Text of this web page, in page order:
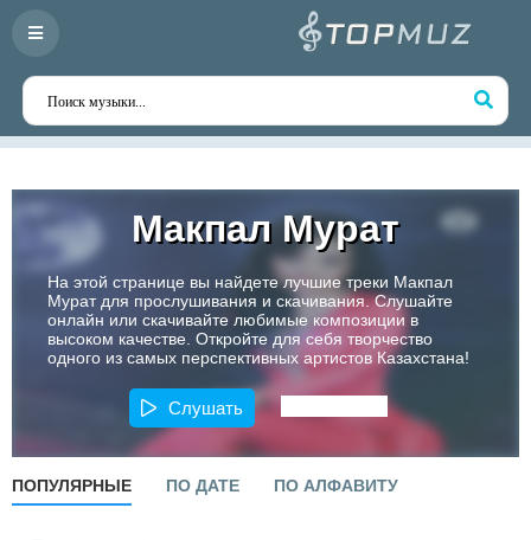
Макпал Мурат
На этой странице вы найдете лучшие треки Макпал
Мурат для прослушивания и скачивания. Слушайте
онлайн или скачивайте любимые композиции в
высоком качестве. Откройте для себя творчество
одного из самых перспективных артистов Казахстана!
Слушать
ПОПУЛЯРНЫЕ ПО ДАТЕ ПО АЛФАВИТУ